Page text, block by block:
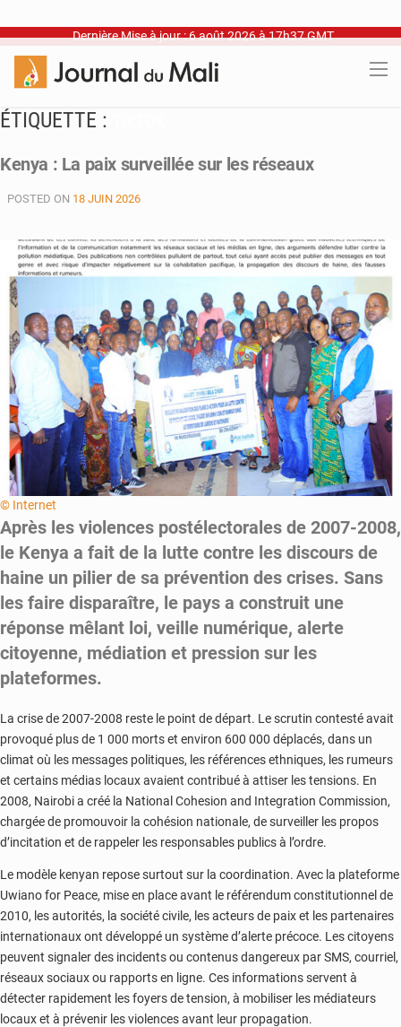
Dernière Mise à jour : 6 août 2026 à 17h37 GMT
ÉTIQUETTE :
Kenya : La paix surveillée sur les réseaux
POSTED ON 18 JUIN 2026
© Internet
Après les violences postélectorales de 2007-2008,
le Kenya a fait de la lutte contre les discours de
haine un pilier de sa prévention des crises. Sans
les faire disparaître, le pays a construit une
réponse mêlant loi, veille numérique, alerte
citoyenne, médiation et pression sur les
plateformes.
La crise de 2007-2008 reste le point de départ. Le scrutin contesté avait
provoqué plus de 1 000 morts et environ 600 000 déplacés, dans un
climat où les messages politiques, les références ethniques, les rumeurs
et certains médias locaux avaient contribué à attiser les tensions. En
2008, Nairobi a créé la National Cohesion and Integration Commission,
chargée de promouvoir la cohésion nationale, de surveiller les propos
d’incitation et de rappeler les responsables publics à l’ordre.
Le modèle kenyan repose surtout sur la coordination. Avec la plateforme
Uwiano for Peace, mise en place avant le référendum constitutionnel de
2010, les autorités, la société civile, les acteurs de paix et les partenaires
internationaux ont développé un système d’alerte précoce. Les citoyens
peuvent signaler des incidents ou contenus dangereux par SMS, courriel,
réseaux sociaux ou rapports en ligne. Ces informations servent à
détecter rapidement les foyers de tension, à mobiliser les médiateurs
locaux et à prévenir les violences avant leur propagation.